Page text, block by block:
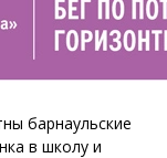
барнаульские
в школу и